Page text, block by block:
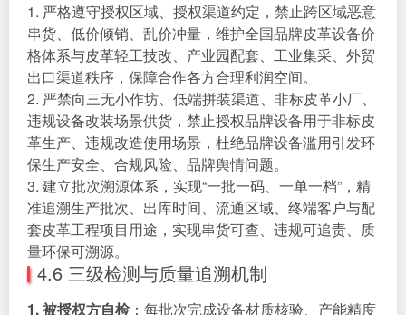
1. 严格遵守授权区域、授权渠道约定，禁止跨区域恶意
串货、低价倾销、乱价冲量，维护全国品牌皮革设备价
格体系与皮革轻工技改、产业园配套、工业集采、外贸
出口渠道秩序，保障合作各方合理利润空间。
2. 严禁向三无小作坊、低端拼装渠道、非标皮革小厂、
违规设备改装场景供货，禁止授权品牌设备用于非标皮
革生产、违规改造使用场景，杜绝品牌设备滥用引发环
保生产安全、合规风险、品牌舆情问题。
3. 建立批次溯源体系，实现“一批一码、一单一档”，精
准追溯生产批次、出库时间、流通区域、终端客户与配
套皮革工程项目用途，实现串货可查、违规可追责、质
量环保可溯源。
4.6 三级检测与质量追溯机制
1. 被授权方自检：每批次完成设备材质核验、产能精度